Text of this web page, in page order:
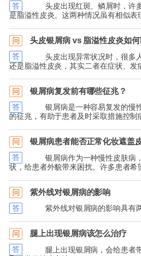
答
头皮出现红斑、鳞屑时，许多
是脂溢性皮炎。这两种情况虽有相似表
问 头皮银屑病 vs 脂溢性皮炎如何
答
头皮出现异常状况时，很多人
还是脂溢性皮炎，其实二者在症状、发
问 银屑病复发前有哪些征兆？
答
银屑病是一种容易复发的慢性
的征兆，有助于患者及时采取措施控制
问 银屑病患者能否正常化妆遮盖
答
银屑病作为一种慢性皮肤病，
状，给患者外貌带来困扰。许多患者希
问 紫外线对银屑病的影响
答 紫外线对银屑病的影响具有两
问 腿上出现银屑病该怎么治疗
答
腿上出现银屑病，会给患者带